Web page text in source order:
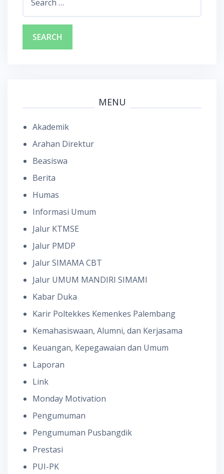
MENU
Akademik
Arahan Direktur
Beasiswa
Berita
Humas
Informasi Umum
Jalur KTMSE
Jalur PMDP
Jalur SIMAMA CBT
Jalur UMUM MANDIRI SIMAMI
Kabar Duka
Karir Poltekkes Kemenkes Palembang
Kemahasiswaan, Alumni, dan Kerjasama
Keuangan, Kepegawaian dan Umum
Laporan
Link
Monday Motivation
Pengumuman
Pengumuman Pusbangdik
Prestasi
PUI-PK